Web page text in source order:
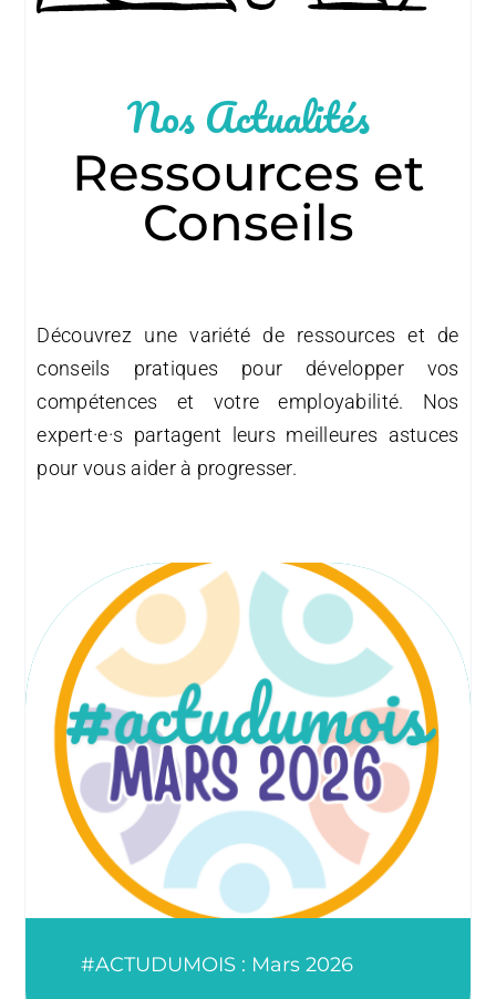
Nos Actualités
Ressources et
Conseils
Découvrez une variété de ressources et de
conseils pratiques pour développer vos
compétences et votre employabilité. Nos
expert·e·s partagent leurs meilleures astuces
pour vous aider à progresser.
#ACTUDUMOIS : Mars 2026